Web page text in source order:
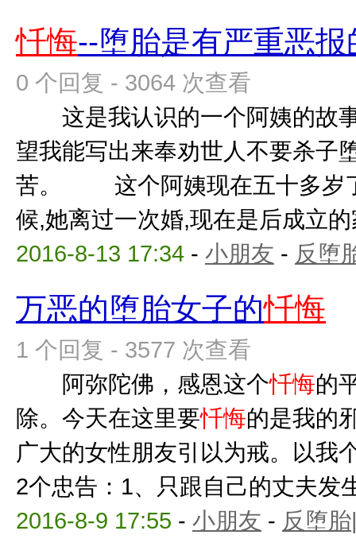
忏悔--堕胎是有严重恶报
0 个回复 - 3064 次查看
这是我认识的一个阿姨的故
望我能写出来奉劝世人不要杀子
苦。 这个阿姨现在五十多岁
候,她离过一次婚,现在是后成立
2016-8-13 17:34 - 小朋友 - 反堕
万恶的堕胎女子的忏悔
1 个回复 - 3577 次查看
阿弥陀佛，感恩这个忏悔的
除。今天在这里要忏悔的是我的
广大的女性朋友引以为戒。以我
2个忠告：1、只跟自己的丈夫发
2016-8-9 17:55 - 小朋友 - 反堕